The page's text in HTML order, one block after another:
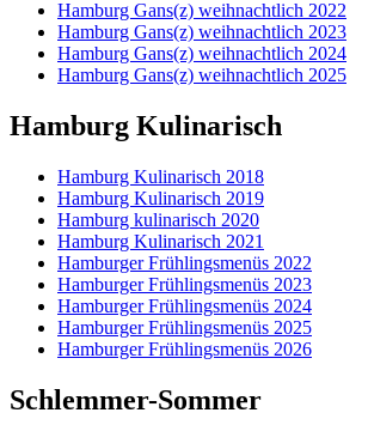
Hamburg Gans(z) weihnachtlich 2022
Hamburg Gans(z) weihnachtlich 2023
Hamburg Gans(z) weihnachtlich 2024
Hamburg Gans(z) weihnachtlich 2025
Hamburg Kulinarisch
Hamburg Kulinarisch 2018
Hamburg Kulinarisch 2019
Hamburg kulinarisch 2020
Hamburg Kulinarisch 2021
Hamburger Frühlingsmenüs 2022
Hamburger Frühlingsmenüs 2023
Hamburger Frühlingsmenüs 2024
Hamburger Frühlingsmenüs 2025
Hamburger Frühlingsmenüs 2026
Schlemmer-Sommer